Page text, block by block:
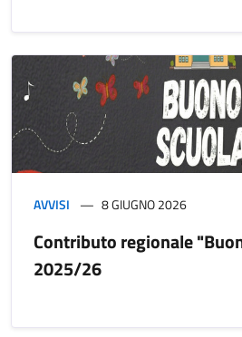
AVVISI 8 GIUGNO 2026
Contributo regionale
2025/26